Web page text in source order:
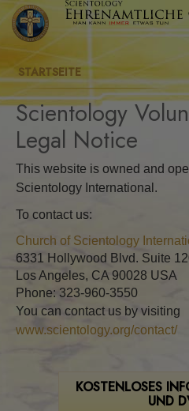
STARTSEITE
Scientology
Legal Notice
This website is owned and
Scientology International.
To contact us:
Church of Scientology
6331 Hollywood Blvd. Suite
Los Angeles, CA 90028 USA
Phone: 323-960-3550
You can contact us by visiting
www.scientology.org/contact/
KOSTENLOSES
UND